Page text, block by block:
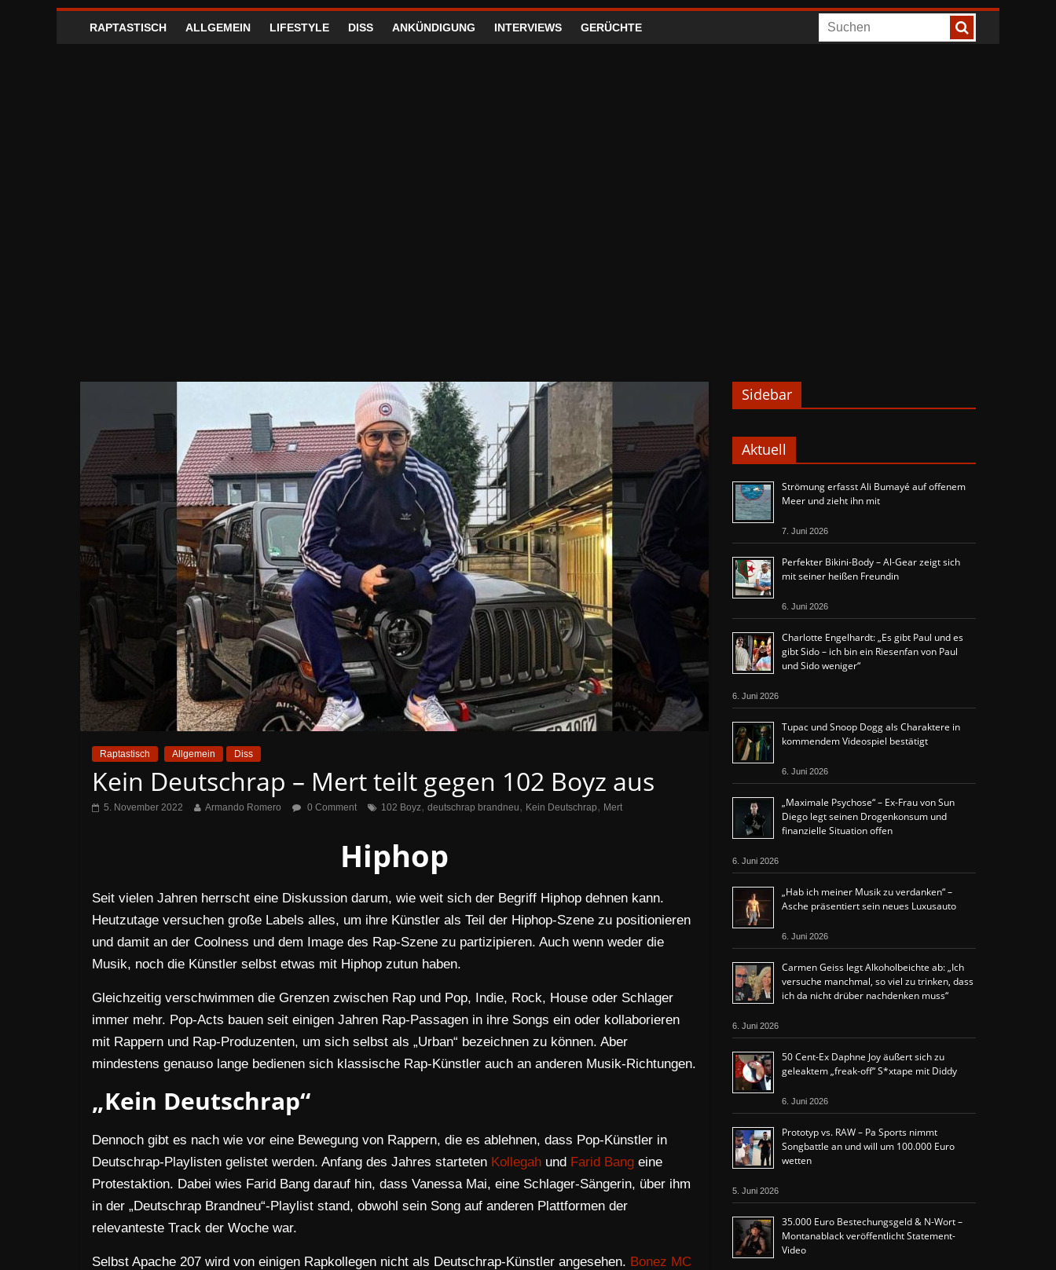
RAPTASTISCH ALLGEMEIN LIFESTYLE DISS ANKÜNDIGUNG INTERVIEWS GERÜCHTE
Raptastisch Allgemein Diss
Kein Deutschrap – Mert teilt gegen 102 Boyz aus
5. November 2022 Armando Romero 0 Comment 102 Boyz, deutschrap brandneu, Kein Deutschrap, Mert
Hiphop
Seit vielen Jahren herrscht eine Diskussion darum, wie weit sich der Begriff Hiphop dehnen kann.
Heutzutage versuchen große Labels alles, um ihre Künstler als Teil der Hiphop-Szene zu positionieren
und damit an der Coolness und dem Image des Rap-Szene zu partizipieren. Auch wenn weder die
Musik, noch die Künstler selbst etwas mit Hiphop zutun haben.
Gleichzeitig verschwimmen die Grenzen zwischen Rap und Pop, Indie, Rock, House oder Schlager
immer mehr. Pop-Acts bauen seit einigen Jahren Rap-Passagen in ihre Songs ein oder kollaborieren
mit Rappern und Rap-Produzenten, um sich selbst als „Urban“ bezeichnen zu können. Aber
mindestens genauso lange bedienen sich klassische Rap-Künstler auch an anderen Musik-Richtungen.
„Kein Deutschrap“
Dennoch gibt es nach wie vor eine Bewegung von Rappern, die es ablehnen, dass Pop-Künstler in
Deutschrap-Playlisten gelistet werden. Anfang des Jahres starteten Kollegah und Farid Bang eine
Protestaktion. Dabei wies Farid Bang darauf hin, dass Vanessa Mai, eine Schlager-Sängerin, über ihm
in der „Deutschrap Brandneu“-Playlist stand, obwohl sein Song auf anderen Plattformen der
relevanteste Track der Woche war.
Selbst Apache 207 wird von einigen Rapkollegen nicht als Deutschrap-Künstler angesehen. Bonez MC
Sidebar
Aktuell
Strömung erfasst Ali Bumayé auf offenem
Meer und zieht ihn mit
7. Juni 2026
Perfekter Bikini-Body – Al-Gear zeigt sich
mit seiner heißen Freundin
6. Juni 2026
Charlotte Engelhardt: „Es gibt Paul und es
gibt Sido – ich bin ein Riesenfan von Paul
und Sido weniger“
6. Juni 2026
Tupac und Snoop Dogg als Charaktere in
kommendem Videospiel bestätigt
6. Juni 2026
„Maximale Psychose“ – Ex-Frau von Sun
Diego legt seinen Drogenkonsum und
finanzielle Situation offen
6. Juni 2026
„Hab ich meiner Musik zu verdanken“ –
Asche präsentiert sein neues Luxusauto
6. Juni 2026
Carmen Geiss legt Alkoholbeichte ab: „Ich
versuche manchmal, so viel zu trinken, dass
ich da nicht drüber nachdenken muss“
6. Juni 2026
50 Cent-Ex Daphne Joy äußert sich zu
geleaktem „freak-off“ S*xtape mit Diddy
6. Juni 2026
Prototyp vs. RAW – Pa Sports nimmt
Songbattle an und will um 100.000 Euro
wetten
5. Juni 2026
35.000 Euro Bestechungsgeld & N-Wort –
Montanablack veröffentlicht Statement-
Video